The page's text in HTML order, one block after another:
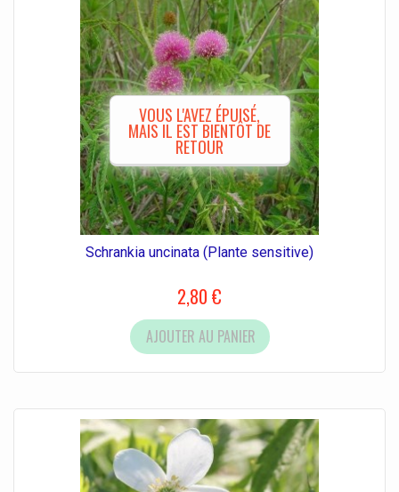
VOUS L'AVEZ ÉPUISÉ,
MAIS IL EST BIENTÔT DE
RETOUR
Schrankia uncinata (Plante sensitive)
2,80 €
AJOUTER AU PANIER